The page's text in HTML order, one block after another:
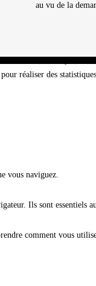
au vu de la
réaliser des
vous naviguez.
Ils sont essentiels
comment vous